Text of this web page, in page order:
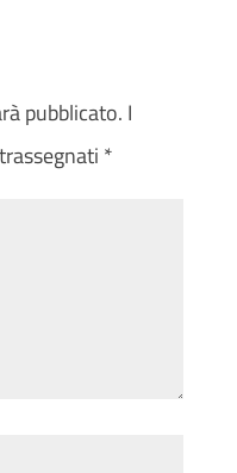
pubblicato. I
*